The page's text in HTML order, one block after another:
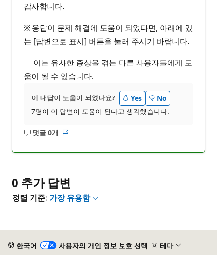
감사합니다.
※ 응답이 문제 해결에 도움이 되었다면, 아래에 있
는 [답변으로 표시] 버튼을 눌러 주시기 바랍니다.
이는 유사한 증상을 겪는 다른 사용자들에게 도
움이 될 수 있습니다.
이 대답이 도움이 되었나요? Yes
No
7명이 이 답변이 도움이 된다고 생각했습니다.
댓글 0개
설
0 추가 답변
정렬 기준: 가장 유용함
한국어 사용자의 개인 정보 보호 선택 테마